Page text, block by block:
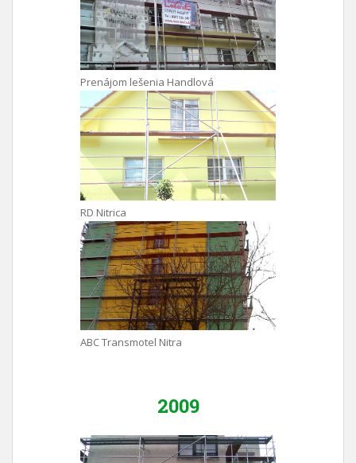
Prenájom lešenia Handlová
RD Nitrica
ABC Transmotel Nitra
2009